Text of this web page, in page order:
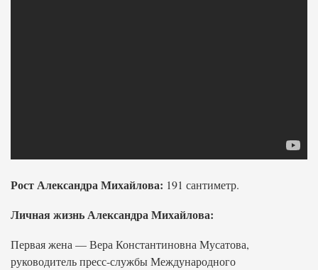
Рост Александра Михайлова: 191 сантиметр.
Личная жизнь Александра Михайлова:
Первая жена — Вера Константиновна Мусатова,
руководитель пресс-службы Международного